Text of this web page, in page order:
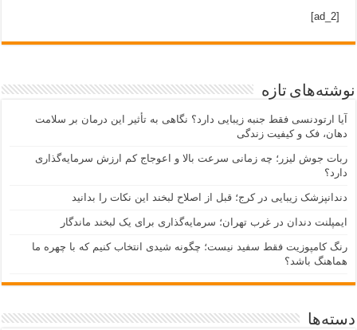
[ad_2]
نوشته‌های تازه
آیا ارتودنسی فقط جنبه زیبایی دارد؟ نگاهی به تأثیر این درمان بر سلامت
دهان، فک و کیفیت زندگی
ربات جوش لیزر؛ چه زمانی سرعت بالا و اعوجاج کم ارزش سرمایه‌گذاری
دارد؟
دندانپزشک زیبایی در کرج؛ قبل از اصلاح لبخند این نکات را بدانید
ایمپلنت دندان در غرب تهران؛ سرمایه‌گذاری برای یک لبخند ماندگار
رنگ کامپوزیت فقط سفید نیست؛ چگونه شیدی انتخاب کنیم که با چهره ما
هماهنگ باشد؟
دسته‌ها